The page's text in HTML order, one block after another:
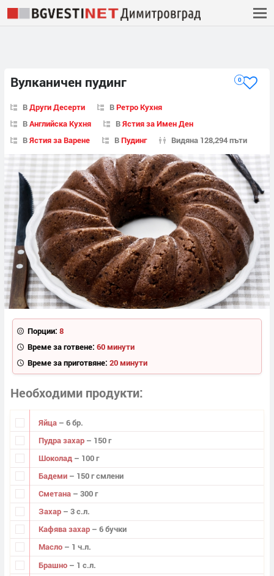
Вулканичен пудинг 0
ВДруги Десерти ВРетро Кухня
ВАнглийска Кухня ВЯстия за Имен Ден
ВЯстия за Варене ВПудинг Видяна 128,294 пъти
Порции: 8
Време за готвене: 60 минути
Време за приготвяне: 20 минути
Необходими продукти
Яйца – 6 бр.
Пудра захар – 150 г
Шоколад – 100 г
Бадеми – 150 г смлени
Сметана – 300 г
Захар – 3 с.л.
Кафява захар – 6 бучки
Масло – 1 ч.л.
Брашно – 1 с.л.